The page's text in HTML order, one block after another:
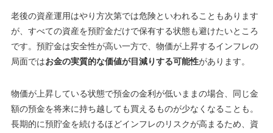
老後の資産運用はやり方次第では危険といわれることもあります
が、すべての資産を預貯金だけで保有する状態も避けたいところ
です。預貯金は安全性が高い一方で、物価が上昇するインフレの
局面ではお金の実質的な価値が目減りする可能性があります。
物価が上昇している状態で預金の金利が低いままの場合、同じ金
額の預金を将来に持ち越しても買えるものが少なくなることも。
長期的に預貯金を続けるほどインフレのリスクが高まるため、資